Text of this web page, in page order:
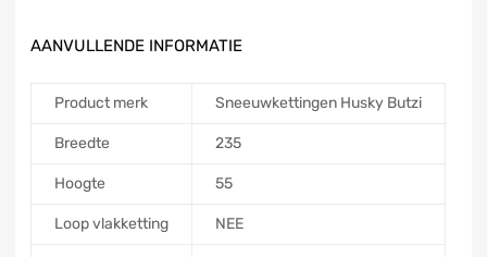
AANVULLENDE INFORMATIE
Product merk Sneeuwkettingen Husky Butzi
Breedte 235
Hoogte 55
Loop vlakketting NEE